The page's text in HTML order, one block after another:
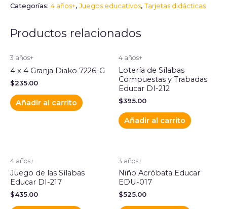
Categorías: 4 años+, Juegos educativos,Tarjetas didácticas
Productos relacionados
3 años+
4 x 4 Granja Diako 7226-G
$235.00
Añadir al carrito
4 años+
Lotería de Sílabas
Compuestas y Trabadas
Educar DI-212
$395.00
Añadir al carrito
4 años+
Juego de las Sílabas
Educar DI-217
$435.00
3 años+
Niño Acróbata Educar
EDU-017
$525.00